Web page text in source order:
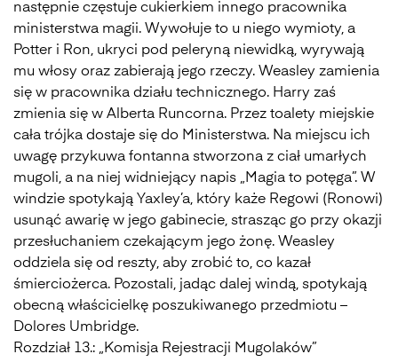
następnie częstuje cukierkiem innego pracownika
ministerstwa magii. Wywołuje to u niego wymioty, a
Potter i Ron, ukryci pod peleryną niewidką, wyrywają
mu włosy oraz zabierają jego rzeczy. Weasley zamienia
się w pracownika działu technicznego. Harry zaś
zmienia się w Alberta Runcorna. Przez toalety miejskie
cała trójka dostaje się do Ministerstwa. Na miejscu ich
uwagę przykuwa fontanna stworzona z ciał umarłych
mugoli, a na niej widniejący napis „Magia to potęga”. W
windzie spotykają Yaxley’a, który każe Regowi (Ronowi)
usunąć awarię w jego gabinecie, strasząc go przy okazji
przesłuchaniem czekającym jego żonę. Weasley
oddziela się od reszty, aby zrobić to, co kazał
śmierciożerca. Pozostali, jadąc dalej windą, spotykają
obecną właścicielkę poszukiwanego przedmiotu –
Dolores Umbridge.
Rozdział 13.: „Komisja Rejestracji Mugolaków”